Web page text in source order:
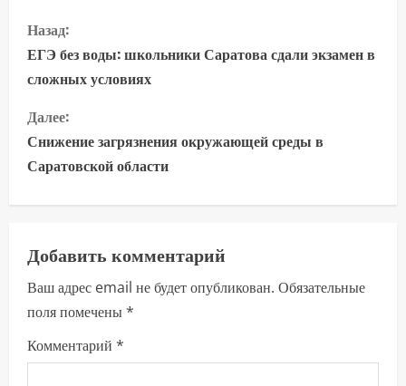
П
р
о
д
о
л
ж
и
т
ь
Назад:
ЕГЭ без воды: школьники Саратова сдали экзамен в
сложных условиях
Далее:
Снижение загрязнения окружающей среды в
Саратовской области
Добавить комментарий
Ваш адрес email не будет опубликован. Обязательные
поля помечены*
Комментарий *